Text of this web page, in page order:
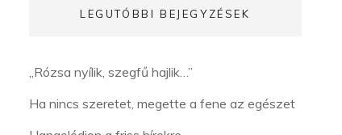
LEGUTÓBBI BEJEGYZÉSEK
„Rózsa nyílik, szegfű hajlik…”
Ha nincs szeretet, megette a fene az egészet